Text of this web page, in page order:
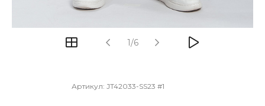
1/6
Артикул: JT42033-SS23 #1